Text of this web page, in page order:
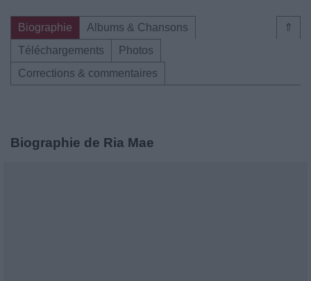
⇑
Biographie
Albums & Chansons
Téléchargements
Photos
Corrections & commentaires
Biographie de Ria Mae